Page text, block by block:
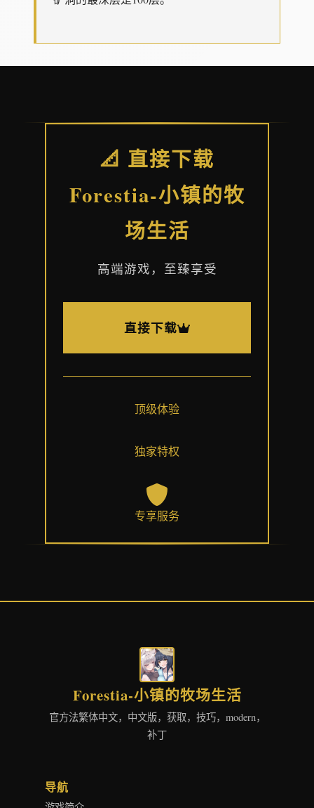
📐 直接下载
Forestia-小镇的牧
场生活
高端游戏，至臻享受
直接下载
顶级体验
独家特权
专享服务
Forestia-小镇的牧场生活
官方法繁体中文，中文版，获取，技巧，modern，
补丁
导航